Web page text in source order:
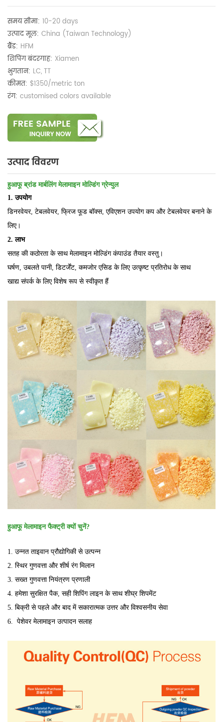
समय सीमा: 10-20 days
उत्पाद मूल: China (Taiwan Technology)
ब्रैंड: HFM
शिपिंग बंदरगाह: Xiamen
भुगतान: LC, TT
कीमत: $1350/metric ton
रंग: customised colors available
उत्पाद विवरण
हुआफू ब्रांड मार्बलिंग मेलामाइन मोल्डिंग ग्रेन्युल
1. उपयोग
डिनरवेयर, टेबलवेयर, फ्रिज फूड बॉक्स, एविएशन उपयोग कप और टेबलवेयर बनाने के
लिए।
2. लाभ
सतह की कठोरता के साथ मेलामाइन मोल्डिंग कंपाउंड तैयार वस्तु।
घर्षण, उबलते पानी, डिटर्जेंट, कमजोर एसिड के लिए उत्कृष्ट प्रतिरोध के साथ
खाद्य संपर्क के लिए विशेष रूप से स्वीकृत हैं
हुआफू मेलामाइन फैक्ट्री क्यों चुनें?
1. उन्नत ताइवान प्रौद्योगिकी से उत्पन्न
2. स्थिर गुणवत्ता और शीर्ष रंग मिलान
3. सख्त गुणवत्ता नियंत्रण प्रणाली
4. हमेशा सुरक्षित पैक, सही शिपिंग लाइन के साथ शीघ्र शिपमेंट
5. बिक्री से पहले और बाद में सकारात्मक उत्तर और विश्वसनीय सेवा
6. पेशेवर मेलामाइन उत्पादन सलाह